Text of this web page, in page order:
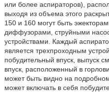
или более аспираторов),
выходя из объема этого
150 и 160 могут быть
диффузорами, струйными
устройствами. Каждый
является трехпроходным
побудительный впуск, выпуск
впуск, расположенный в
может быть видно на
может включать в себя